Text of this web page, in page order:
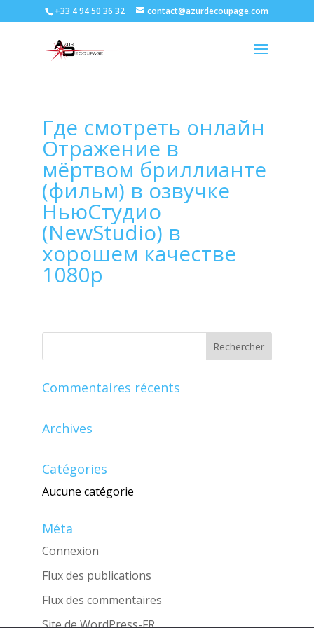
+33 4 94 50 36 32 contact@azurdecoupage.com
Где смотреть онлайн
Отражение в
мёртвом бриллианте
(фильм) в озвучке
НьюСтудио
(NewStudio) в
хорошем качестве
1080p
Commentaires récents
Archives
Catégories
Aucune catégorie
Méta
Connexion
Flux des publications
Flux des commentaires
Site de WordPress-FR